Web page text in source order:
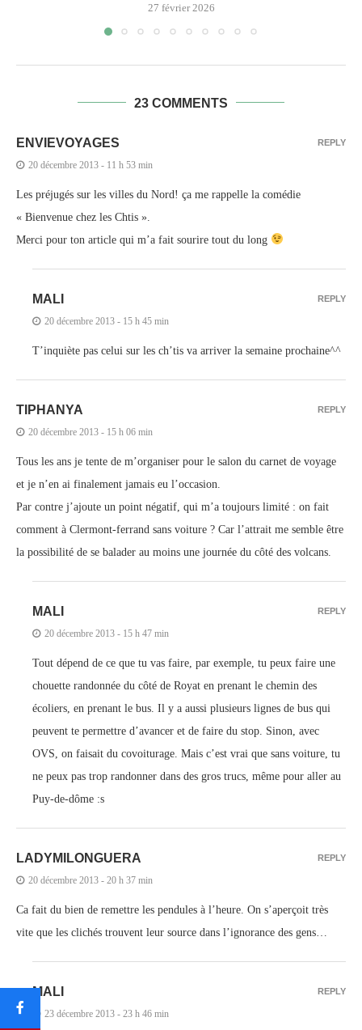
27 février 2026
23 COMMENTS
ENVIEVOYAGES
20 décembre 2013 - 11 h 53 min
Les préjugés sur les villes du Nord! ça me rappelle la comédie
« Bienvenue chez les Chtis ».
Merci pour ton article qui m’a fait sourire tout du long
REPLY
MALI
20 décembre 2013 - 15 h 45 min
T’inquiète pas celui sur les ch’tis va arriver la semaine prochaine^^
REPLY
TIPHANYA
20 décembre 2013 - 15 h 06 min
Tous les ans je tente de m’organiser pour le salon du carnet de voyage
et je n’en ai finalement jamais eu l’occasion.
Par contre j’ajoute un point négatif, qui m’a toujours limité : on fait
comment à Clermont-ferrand sans voiture ? Car l’attrait me semble être
la possibilité de se balader au moins une journée du côté des volcans.
REPLY
MALI
20 décembre 2013 - 15 h 47 min
Tout dépend de ce que tu vas faire, par exemple, tu peux faire une
chouette randonnée du côté de Royat en prenant le chemin des
écoliers, en prenant le bus. Il y a aussi plusieurs lignes de bus qui
peuvent te permettre d’avancer et de faire du stop. Sinon, avec
OVS, on faisait du covoiturage. Mais c’est vrai que sans voiture, tu
ne peux pas trop randonner dans des gros trucs, même pour aller au
Puy-de-dôme :s
REPLY
LADYMILONGUERA
20 décembre 2013 - 20 h 37 min
Ca fait du bien de remettre les pendules à l’heure. On s’aperçoit très
vite que les clichés trouvent leur source dans l’ignorance des gens…
REPLY
MALI
23 décembre 2013 - 23 h 46 min
REPLY